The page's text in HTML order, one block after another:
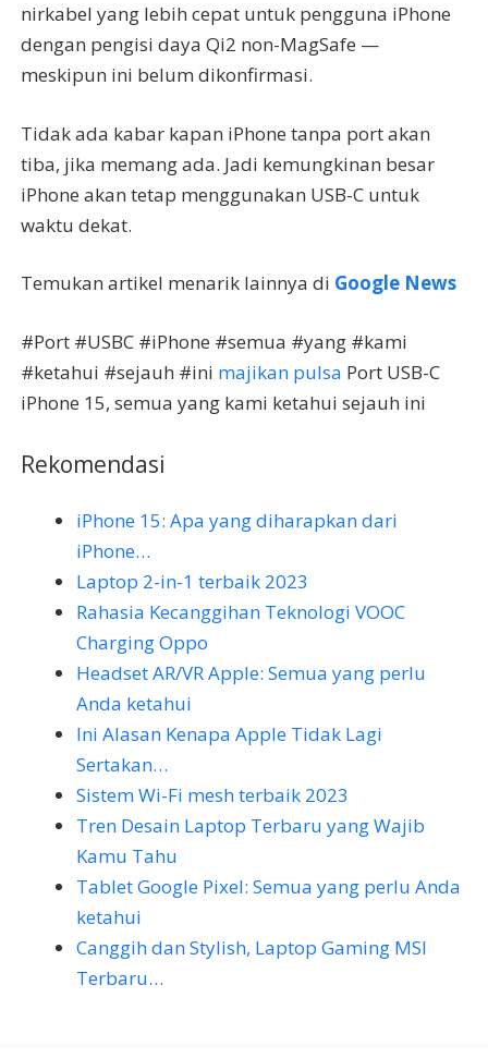
nirkabel yang lebih cepat untuk pengguna iPhone
dengan pengisi daya Qi2 non-MagSafe —
meskipun ini belum dikonfirmasi.
Tidak ada kabar kapan iPhone tanpa port akan
tiba, jika memang ada. Jadi kemungkinan besar
iPhone akan tetap menggunakan USB-C untuk
waktu dekat.
Temukan artikel menarik lainnya di Google News
#Port #USBC #iPhone #semua #yang #kami
#ketahui #sejauh #ini majikan pulsa Port USB-C
iPhone 15, semua yang kami ketahui sejauh ini
Rekomendasi
iPhone 15: Apa yang diharapkan dari
iPhone…
Laptop 2-in-1 terbaik 2023
Rahasia Kecanggihan Teknologi VOOC
Charging Oppo
Headset AR/VR Apple: Semua yang perlu
Anda ketahui
Ini Alasan Kenapa Apple Tidak Lagi
Sertakan…
Sistem Wi-Fi mesh terbaik 2023
Tren Desain Laptop Terbaru yang Wajib
Kamu Tahu
Tablet Google Pixel: Semua yang perlu Anda
ketahui
Canggih dan Stylish, Laptop Gaming MSI
Terbaru…